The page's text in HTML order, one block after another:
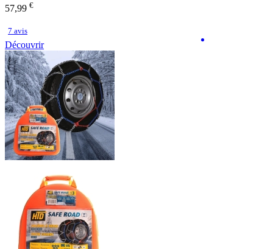
57,99 €
7 avis
Découvrir